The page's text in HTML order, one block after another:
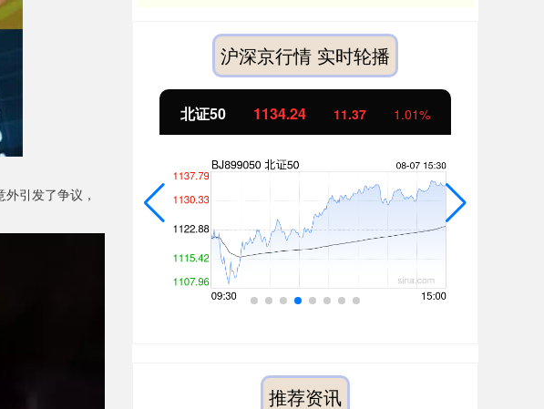
引发了争议，
沪深京行情 实时轮播
北证50 1134.24 11.37 1.01%
推荐资讯